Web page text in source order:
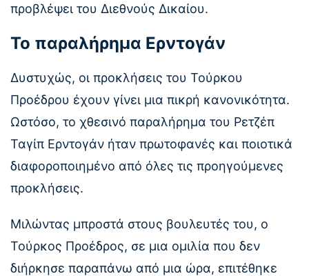
προβλέψει του Διεθνούς Δικαίου.
Το παραλήρημα Ερντογάν
Δυστυχώς, οι προκλήσεις του Τούρκου
Προέδρου έχουν γίνει μια πικρή κανονικότητα.
Ωστόσο, το χθεσινό παραλήρημα του Ρετζέπ
Ταγίπ Ερντογάν ήταν πρωτοφανές και ποιοτικά
διαφοροποιημένο από όλες τις προηγούμενες
προκλήσεις.
Μιλώντας μπροστά στους βουλευτές του, ο
Τούρκος Προέδρος, σε μια ομιλία που δεν
διήρκησε παραπάνω από μια ώρα, επιτέθηκε